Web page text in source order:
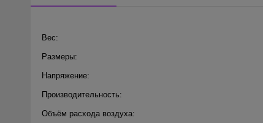
Вес:
Размеры:
Напряжение:
Производительность:
Объём расхода воздуха: